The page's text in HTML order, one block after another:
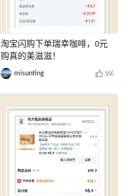
淘宝闪购下单瑞幸咖啡，0元
购真的美滋滋！
misunting 166